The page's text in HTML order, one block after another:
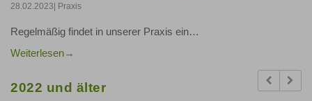
28.02.2023| Praxis
Regelmäßig findet in unserer Praxis ein…
Weiterlesen
2022 und älter
Previous